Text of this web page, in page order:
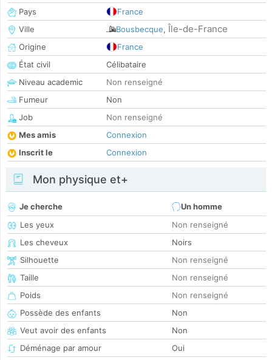
Pays
France
Ville
Bousbecque, Île-de-France
Origine
France
État civil
Célibataire
Niveau academic
Non renseigné
Fumeur
Non
Job
Non renseigné
Mes amis
Connexion
Inscrit le
Connexion
Mon physique et+
Je cherche
Un homme
Les yeux
Non renseigné
Les cheveux
Noirs
Silhouette
Non renseigné
Taille
Non renseigné
Poids
Non renseigné
Possède des enfants
Non
Veut avoir des enfants
Non
Déménage par amour
Oui